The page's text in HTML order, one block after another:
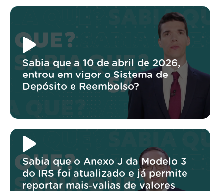
Sabia que a 10 de abril de 2026,
entrou em vigor o Sistema de
Depósito e Reembolso?
Sabia que o Anexo J da Modelo 3
do IRS foi atualizado e já permite
reportar mais‑valias de valores